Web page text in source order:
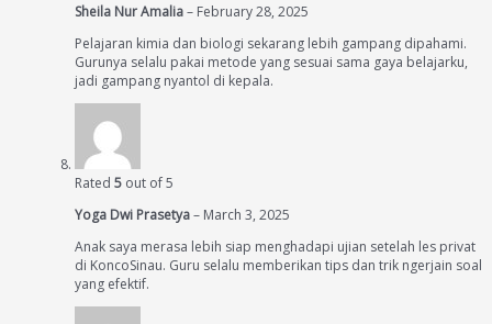
Sheila Nur Amalia– February 28, 2025
Pelajaran kimia dan biologi sekarang lebih gampang dipahami.
Gurunya selalu pakai metode yang sesuai sama gaya belajarku,
jadi gampang nyantol di kepala.
Rated 5 out of 5
Yoga Dwi Prasetya– March 3, 2025
Anak saya merasa lebih siap menghadapi ujian setelah les privat
di KoncoSinau. Guru selalu memberikan tips dan trik ngerjain soal
yang efektif.